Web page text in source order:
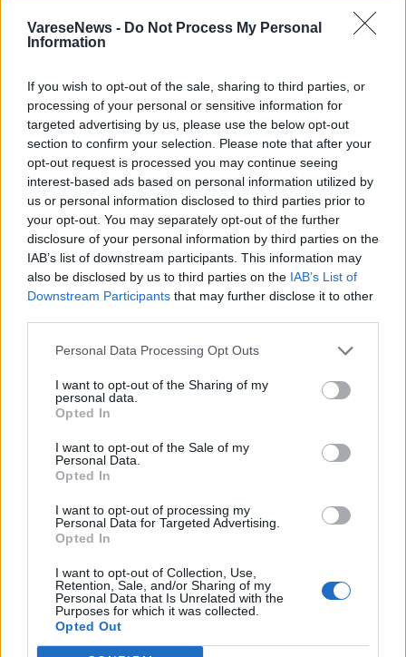
VareseNews - Do Not Process My Personal
Information
If you wish to opt-out of the sale, sharing to third parties, or
processing of your personal or sensitive information for
targeted advertising by us, please use the below opt-out
section to confirm your selection. Please note that after your
opt-out request is processed you may continue seeing
interest-based ads based on personal information utilized by
us or personal information disclosed to third parties prior to
your opt-out. You may separately opt-out of the further
disclosure of your personal information by third parties on the
IAB’s list of downstream participants. This information may
also be disclosed by us to third parties on the IAB’s List of
Downstream Participants that may further disclose it to other
Personal Data Processing Opt Outs
I want to opt-out of the Sharing of my
personal data.
Opted In
I want to opt-out of the Sale of my
Personal Data.
Opted In
I want to opt-out of processing my
Personal Data for Targeted Advertising.
Opted In
I want to opt-out of Collection, Use,
Retention, Sale, and/or Sharing of my
Personal Data that Is Unrelated with the
Purposes for which it was collected.
Opted Out
geografie, culture e tempi diversi, che nei
suoi lavori si condensano in immagini di
superfici non intelaiate, che conservano la
memoria del loro uso originario, diventano
così il luogo di un incontro che non conosce
limiti di tempo. È il saper fare, così caro a
queste latitudini, che si trasforma in
conoscenza dell’altro.
michele.mancino@varesenews.it 10:42
ADV